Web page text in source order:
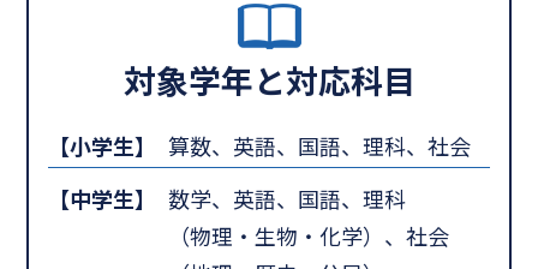
対象学年と対応科目
【小学生】
算数、英語、国語、理科、社会
【中学生】
数学、英語、国語、理科
（物理・生物・化学）、社会